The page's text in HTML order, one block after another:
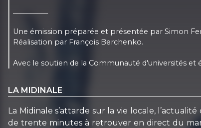
Une émission préparée et présentée par Simon
Réalisation par François Berchenko.
Avec le soutien de la Communauté d'universités et
LA MIDINALE
La Midinale s’attarde sur la vie locale,
de trente minutes à retrouver en direct du